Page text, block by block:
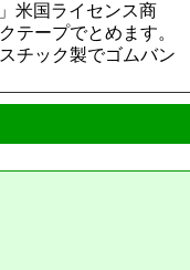
米国ライセンス商
テープでとめます。
チック製でゴムバン